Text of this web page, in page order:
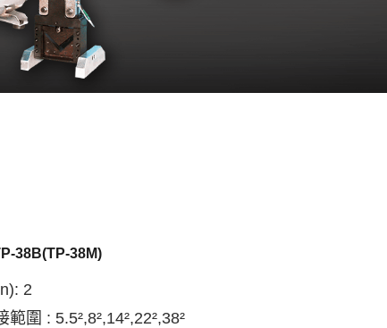
38B(TP-38M)
2
範圍 : 5.5²,8²,14²,22²,38²